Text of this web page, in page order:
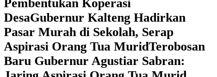
Pembentukan Koperasi
Desa‎Gubernur Kalteng Hadirkan
Pasar Murah di Sekolah, Serap
Aspirasi Orang Tua Murid‎Terobosan
Baru Gubernur Agustiar Sabran: